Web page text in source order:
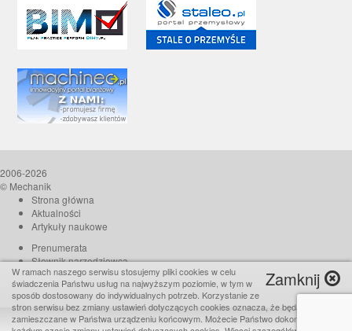
2006-2026
© Mechanik
Strona główna
Aktualności
Artykuły naukowe
Prenumerata
Słownik narzędziowca
O czasopiśmie
Reklama
Kontakt
Zamknij
W ramach naszego serwisu stosujemy pliki cookies w celu
świadczenia Państwu usług na najwyższym poziomie, w tym w
sposób dostosowany do indywidualnych potrzeb. Korzystanie ze
stron serwisu bez zmiany ustawień dotyczących cookies oznacza, że będą one
zamieszczane w Państwa urządzeniu końcowym. Możecie Państwo dokonać w